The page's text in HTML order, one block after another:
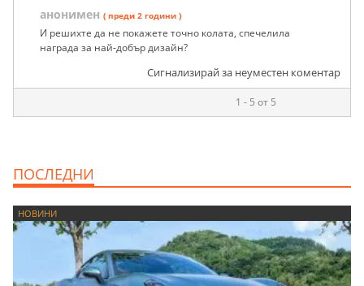
анонимен ( преди 2 години )
И решихте да не покажете точно колата, спечелила
награда за най-добър дизайн?
Сигнализирай за неуместен коментар
1 - 5 от 5
ПОСЛЕДНИ
НОВИНИ